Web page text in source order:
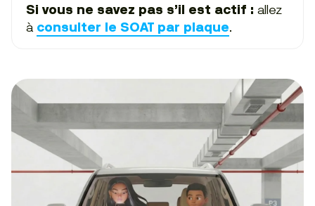
Si vous ne savez pas s’il est actif : allez
à consulter le SOAT par plaque.